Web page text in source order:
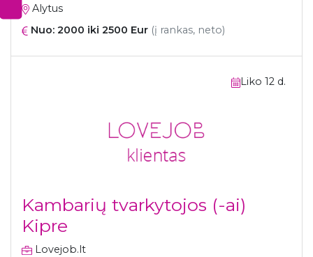
Alytus
Nuo: 2000 iki 2500 Eur (į rankas, neto)
Liko 12 d.
Kambarių tvarkytojos (-ai)
Kipre
Lovejob.lt